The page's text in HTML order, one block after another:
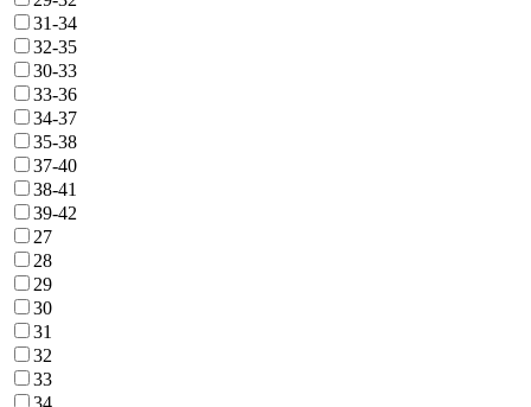
31-34
32-35
30-33
33-36
34-37
35-38
37-40
38-41
39-42
27
28
29
30
31
32
33
34